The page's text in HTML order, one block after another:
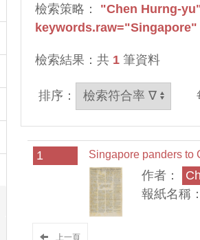
檢索策略：
"Chen Hurng-
keywords.raw="Singapore"
檢索結果：共 1筆資料
排序：
1 Singapore panders to
作者：
報紙名稱
上一頁